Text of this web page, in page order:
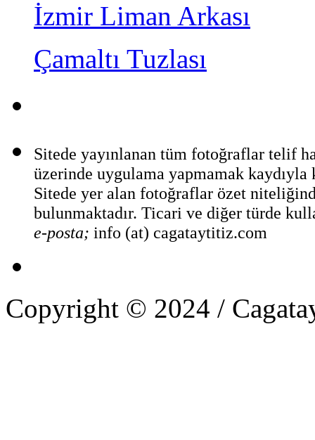
İzmir Liman Arkası
Çamaltı Tuzlası
Sitede yayınlanan tüm fotoğraflar telif
üzerinde uygulama yapmamak
Sitede yer alan fotoğraflar özet
bulunmaktadır. Ticari ve diğer türde
e-posta; info (at) cagataytitiz.com
Copyright © 2024 /